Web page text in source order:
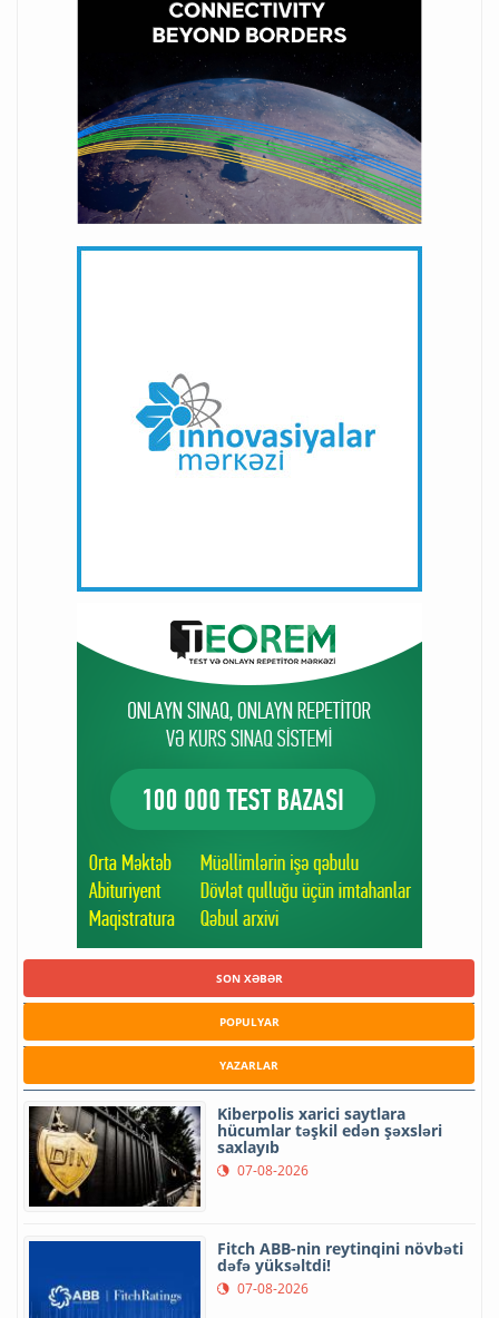
SON XƏBƏR
POPULYAR
YAZARLAR
Kiberpolis xarici saytlara
hücumlar təşkil edən şəxsləri
saxlayıb
07-08-2026
Fitch ABB-nin reytinqini növbəti
dəfə yüksəltdi!
07-08-2026